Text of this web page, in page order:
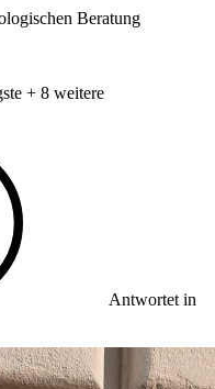
Beratung
+ 8 weitere
Antwortet in